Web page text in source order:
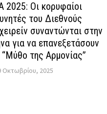
2025: Οι κορυφαίοι
του Διεθνούς
συναντώνται στην
για να επανεξετάσουν
“Μύθο της Αρμονίας”
Οκτωβρίου, 2025